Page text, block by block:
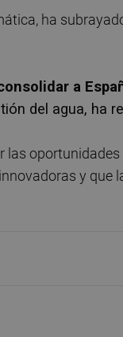
ha
a
del agua, ha
las
y que